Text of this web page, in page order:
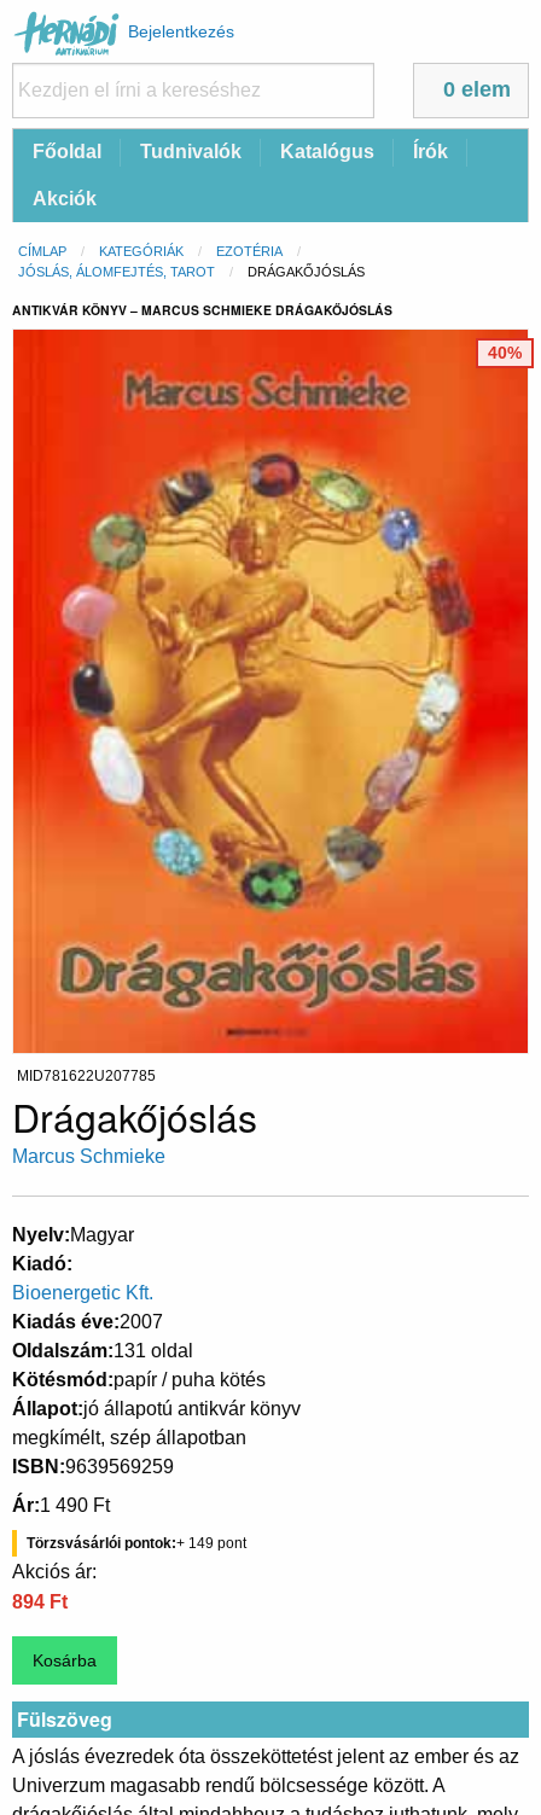
Felhasználói
fiók
menüje
Bejelentkezés
0 elem
FőFőoldal Tudnivalók Katalógus Írók
Akciók
Morzsa
CÍMLAP KATEGÓRIÁK
EZOTÉRIA
JÓSLÁS, ÁLOMFEJTÉS, TAROT
CURRENT:
DRÁGAKŐJÓSLÁS
ANTIKVÁR KÖNYV – MARCUS SCHMIEKE DRÁGAKŐJÓSLÁS
40%
MID781622U207785
Drágakőjóslás
Marcus Schmieke
Nyelv Magyar
Kiadó
Bioenergetic Kft.
Kiadás éve 2007
Oldalszám 131 oldal
Kötésmód papír / puha kötés
Állapot jó állapotú antikvár könyv
megkímélt, szép állapotban
ISBN 9639569259
Ár 1 490 Ft
Törzsvásárlói pontok 149
Akciós ár:
894 Ft
Fülszöveg
A jóslás évezredek óta összeköttetést jelent az ember és az
Univerzum magasabb rendű bölcsessége között. A